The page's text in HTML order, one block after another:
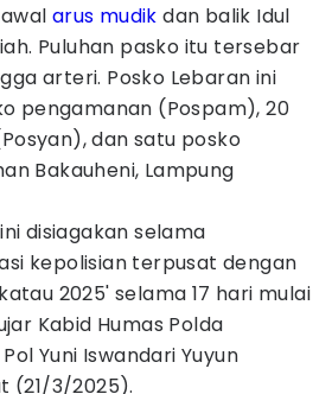
arus mudik dan balik Idul
Puluhan pasko itu tersebar
arteri. Posko Lebaran ini
pengamanan (Pospam), 20
dan satu posko
Bakauheni, Lampung
disiagakan selama
kepolisian terpusat dengan
2025' selama 17 hari mulai
Kabid Humas Polda
Yuni Iswandari Yuyun
(21/3/2025).